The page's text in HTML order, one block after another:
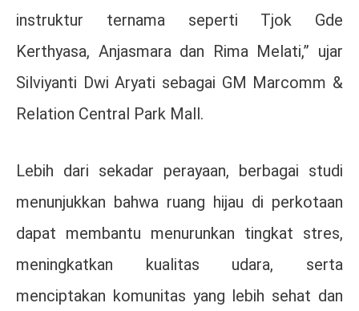
instruktur ternama seperti Tjok Gde
Kerthyasa, Anjasmaradan Rima Melati,” ujar
Silviyanti Dwi Aryati sebagai GM Marcomm &
Relation Central Park Mall.
Lebih dari sekadar perayaan, berbagai studi
menunjukkan bahwa ruang hijau di perkotaan
dapat membantu menurunkan tingkat stres,
meningkatkan kualitas udara, serta
menciptakan komunitas yang lebih sehat dan